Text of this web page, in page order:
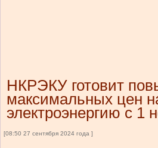
НКРЭКУ готовит
максимальных цен
электроэнергию с 1
[08:50 27 сентября 2024 года ]